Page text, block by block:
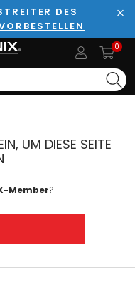
DES
0
UM DIESE SEITE
Member?